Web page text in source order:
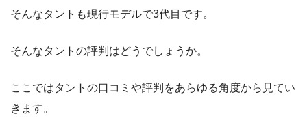
そんなタントも現行モデルで3代目です。
そんなタントの評判はどうでしょうか。
ここではタントの口コミや評判をあらゆる角度から見てい
きます。